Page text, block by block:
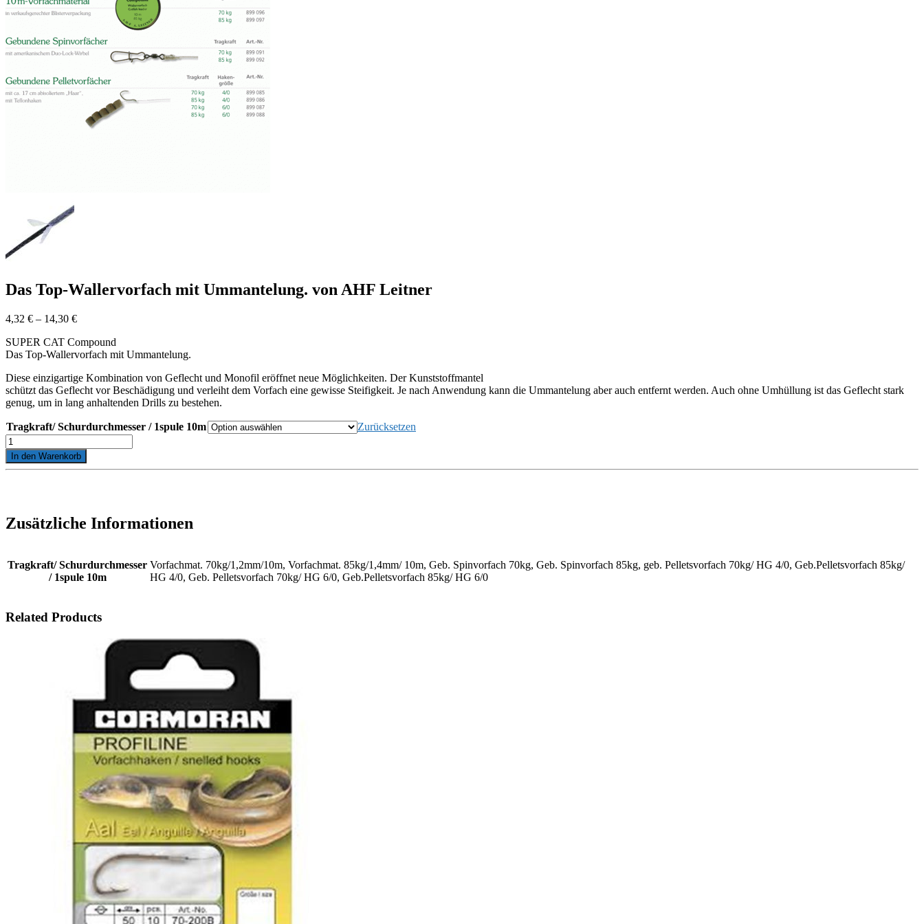
Das Top-Wallervorfach mit Ummantelung. von AHF Leitner
4,32 € – 14,30 €Preisspanne:
bis
14,30 €
SUPER CAT Compound
Das Top-Wallervorfach mit Ummantelung.
Diese einzigartige Kombination von Geflecht und Monofil eröffnet neue Möglichkeiten. Der Kunststoffmantel
schützt das Geflecht vor Beschädigung und verleiht dem Vorfach eine gewisse Steifigkeit. Je nach Anwendung kann die Ummantelung aber auch entfernt werden. Auch ohne Umhüllung ist das Geflecht stark
genug, um in lang anhaltenden Drills zu bestehen.
Tragkraft/ Schurdurchmesser / 1spule 10m
Zurücksetzen
Das
Top-
Wallervorfach
Leitner
In den Warenkorb
Zusätzliche Informationen
Tragkraft/ Schurdurchmesser
/ 1spule 10m
Vorfachmat. 70kg/1,2mm/10m, Vorfachmat. 85kg/1,4mm/ 10m, Geb. Spinvorfach 70kg, Geb. Spinvorfach 85kg, geb. Pelletsvorfach 70kg/ HG 4/0, Geb.Pelletsvorfach 85kg/
HG 4/0, Geb. Pelletsvorfach 70kg/ HG 6/0, Geb.Pelletsvorfach 85kg/ HG 6/0
Related Products